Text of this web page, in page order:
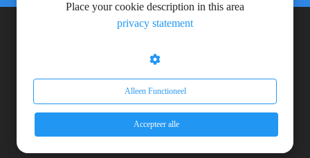
Algemene voorwaarden Privacy statement
Place your cookie description in this area
privacy statement
Alleen Functioneel
Accepteer alle